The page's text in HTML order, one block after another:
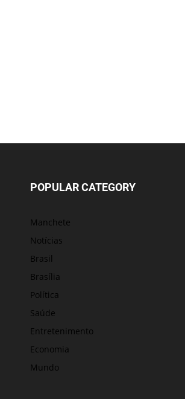
POPULAR CATEGORY
Manchete
Notícias
Brasil
Brasília
Política
Saúde
Entretenimento
Economia
Mundo